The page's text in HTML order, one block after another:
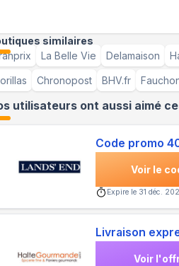
similaires
La Belle Vie Delamaison
Chronopost BHV.fr
utilisateurs ont aussi aimé
Code promo
Voir le
Expire le 31 déc.
Livraison
Voir